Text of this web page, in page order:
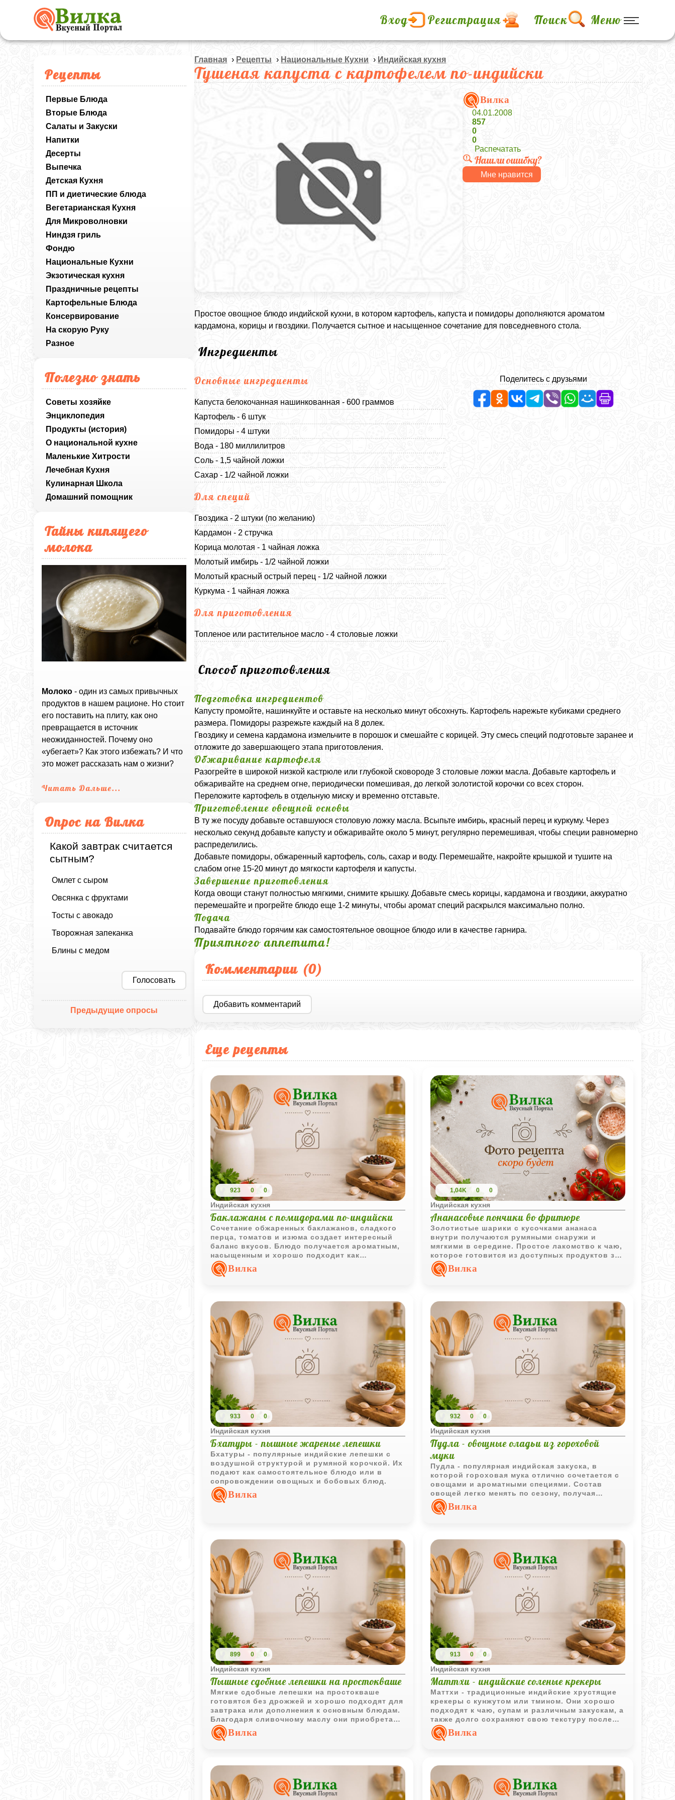
Вход Регистрация Поиск Меню
Рецепты
Первые Блюда
Вторые Блюда
Салаты и Закуски
Напитки
Десерты
Выпечка
Детская Кухня
ПП и диетические блюда
Вегетарианская Кухня
Для Микроволновки
Ниндзя гриль
Фондю
Национальные Кухни
Экзотическая кухня
Праздничные рецепты
Картофельные Блюда
Консервирование
На скорую Руку
Разное
Полезно знать
Советы хозяйке
Энциклопедия
Продукты (история)
О национальной кухне
Маленькие Хитрости
Лечебная Кухня
Кулинарная Школа
Домашний помощник
Тайны кипящего
молока
Молоко - один из самых привычных
продуктов в нашем рационе. Но стоит
его поставить на плиту, как оно
превращается в источник
неожиданностей. Почему оно
«убегает»? Как этого избежать? И что
это может рассказать нам о жизни?
Читать Дальше...
Опрос на Вилка
Какой завтрак считается
сытным?
Омлет с сыром
Овсянка с фруктами
Тосты с авокадо
Творожная запеканка
Блины с медом
Голосовать
Предыдущие опросы
Главная › Рецепты › Национальные Кухни › Индийская кухня
Тушеная капуста с картофелем по-индийски
Вилка
04.01.2008
857
0
0
Распечатать
Нашли ошибку?
Мне нравится
Простое овощное блюдо индийской кухни, в котором картофель, капуста и помидоры дополняются ароматом
кардамона, корицы и гвоздики. Получается сытное и насыщенное сочетание для повседневного стола.
Ингредиенты
Основные ингредиенты
Капуста белокочанная нашинкованная - 600 граммов
Картофель - 6 штук
Помидоры - 4 штуки
Вода - 180 миллилитров
Соль - 1,5 чайной ложки
Сахар - 1/2 чайной ложки
Для специй
Гвоздика - 2 штуки (по желанию)
Кардамон - 2 стручка
Корица молотая - 1 чайная ложка
Молотый имбирь - 1/2 чайной ложки
Молотый красный острый перец - 1/2 чайной ложки
Куркума - 1 чайная ложка
Для приготовления
Топленое или растительное масло - 4 столовые ложки
Поделитесь с друзьями
Способ приготовления
Подготовка ингредиентов
Капусту промойте, нашинкуйте и оставьте на несколько минут обсохнуть. Картофель нарежьте кубиками среднего
размера. Помидоры разрежьте каждый на 8 долек.
Гвоздику и семена кардамона измельчите в порошок и смешайте с корицей. Эту смесь специй подготовьте заранее и
отложите до завершающего этапа приготовления.
Обжаривание картофеля
Разогрейте в широкой низкой кастрюле или глубокой сковороде 3 столовые ложки масла. Добавьте картофель и
обжаривайте на среднем огне, периодически помешивая, до легкой золотистой корочки со всех сторон.
Переложите картофель в отдельную миску и временно отставьте.
Приготовление овощной основы
В ту же посуду добавьте оставшуюся столовую ложку масла. Всыпьте имбирь, красный перец и куркуму. Через
несколько секунд добавьте капусту и обжаривайте около 5 минут, регулярно перемешивая, чтобы специи равномерно
распределились.
Добавьте помидоры, обжаренный картофель, соль, сахар и воду. Перемешайте, накройте крышкой и тушите на
слабом огне 15-20 минут до мягкости картофеля и капусты.
Завершение приготовления
Когда овощи станут полностью мягкими, снимите крышку. Добавьте смесь корицы, кардамона и гвоздики, аккуратно
перемешайте и прогрейте блюдо еще 1-2 минуты, чтобы аромат специй раскрылся максимально полно.
Подача
Подавайте блюдо горячим как самостоятельное овощное блюдо или в качестве гарнира.
Приятного аппетита!
Комментарии (0)
Добавить комментарий
Еще рецепты
923 0 0
Индийская кухня
Баклажаны с помидорами по-индийски
Сочетание обжаренных баклажанов, сладкого
перца, томатов и изюма создает интересный
баланс вкусов. Блюдо получается ароматным,
насыщенным и хорошо подходит как
самостоятельная овощная закуска или гарнир.
Вилка
1,04K 0 0
Индийская кухня
Ананасовые пончики во фритюре
Золотистые шарики с кусочками ананаса
внутри получаются румяными снаружи и
мягкими в середине. Простое лакомство к чаю,
которое готовится из доступных продуктов за
считанные минуты.
Вилка
933 0 0
Индийская кухня
Бхатуры - пышные жареные лепешки
Бхатуры - популярные индийские лепешки с
воздушной структурой и румяной корочкой. Их
подают как самостоятельное блюдо или в
сопровождении овощных и бобовых блюд.
Вилка
932 0 0
Индийская кухня
Пудла - овощные оладьи из гороховой
муки
Пудла - популярная индийская закуска, в
которой гороховая мука отлично сочетается с
овощами и ароматными специями. Состав
овощей легко менять по сезону, получая
каждый раз новый вкус.
Вилка
899 0 0
Индийская кухня
Пышные сдобные лепешки на простокваше
Мягкие сдобные лепешки на простокваше
готовятся без дрожжей и хорошо подходят для
завтрака или дополнения к основным блюдам.
Благодаря сливочному маслу они приобретают
приятный вкус и аппетитную структуру.
Вилка
913 0 0
Индийская кухня
Маттхи - индийские соленые крекеры
Маттхи - традиционные индийские хрустящие
крекеры с кунжутом или тмином. Они хорошо
подходят к чаю, супам и различным закускам, а
также долго сохраняют свою текстуру после
выпечки.Вилка